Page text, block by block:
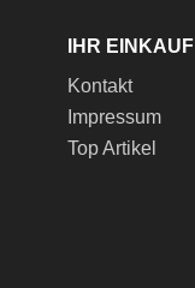
IHR EINKAUF
Kontakt
Impressum
Top Artikel